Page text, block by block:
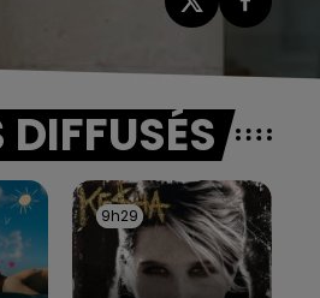
DIFFUSÉS
9h29
9h29